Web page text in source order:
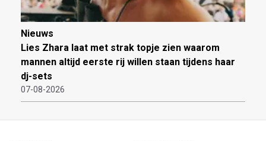
Nieuws
Lies Zhara laat met strak topje zien waarom
mannen altijd eerste rij willen staan tijdens haar
dj-sets
07-08-2026